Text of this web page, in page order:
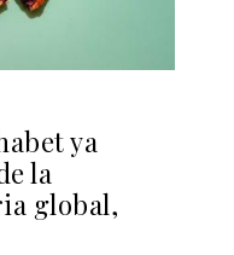
ya
la
global,